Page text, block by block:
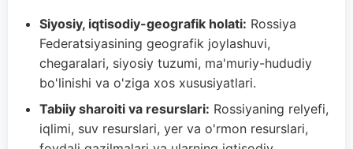
Siyosiy, iqtisodiy-geografik holati: Rossiya
Federatsiyasining geografik joylashuvi,
chegaralari, siyosiy tuzumi, ma'muriy-hududiy
bo'linishi va o'ziga xos xususiyatlari.
Tabiiy sharoiti va resurslari: Rossiyaning relyefi,
iqlimi, suv resurslari, yer va o'rmon resurslari,